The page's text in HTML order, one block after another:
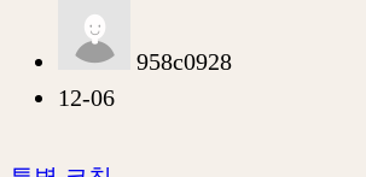
958c0928
12-06